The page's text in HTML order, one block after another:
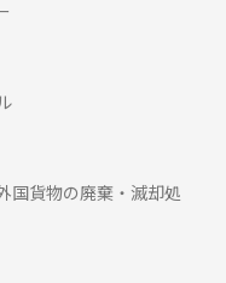
国貨物の廃棄・滅却処